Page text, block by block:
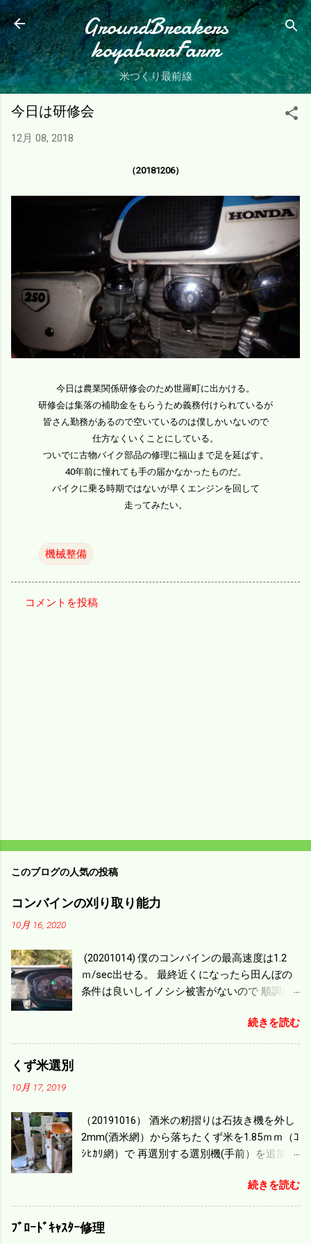
スキップしてメイン コンテンツに移動
GroundBreakers
koyabaraFarm
米つくり最前線
今日は研修会
12月 08, 2018
（20181206）
今日は農業関係研修会のため世羅町に出かける。
研修会は集落の補助金をもらうため義務付けられているが
皆さん勤務があるので空いているのは僕しかいないので
仕方なくいくことにしている。
ついでに古物バイク部品の修理に福山まで足を延ばす。
40年前に憧れても手の届かなかったものだ。
バイクに乗る時期ではないが早くエンジンを回して
走ってみたい。
機械整備
コメントを投稿
このブログの人気の投稿
コンバインの刈り取り能力
10月 16, 2020
(20201014) 僕のコンバインの最高速度は1.2
ｍ/sec出せる。 最終近くになったら田んぼの
条件は良いしイノシシ被害がないので 順調に
ｍ/min、4.32ｋｍ/hrになり 幅は約2ｍだから
0.864/haの作業能力がある。 実際は回転した
機の容量、籾摺りの能力などのバランスの問
題で 今の機種で満足している。 というより買
った時はまだ耕作面積が少なく手が出せ 無か
のがある。キャビン付きだから一度は乗って
みたいと思う。 町内では5条刈りの100㎰で作
業する人がいる。 秋作業は儲かるというのが
続きを読む
くず米選別
10月 17, 2019
（20191016） 酒米の籾摺りは石抜き機を外し
2mm(酒米網）から落ちたくず米を1.85ｍｍ（ｺ
ｼﾋｶﾘ網）で 再選別する選別機(手前）を追加す
ず米より2倍近い値段になる。 後で選別するの
には手間がかかるので 一度に選別するやり方
を随分前からこの方式にした。 今年は酒米30
㎏を40袋したところで未熟が3袋出る。 1.85ｍ
続きを読む
ﾌﾞﾛｰﾄﾞｷｬｽﾀｰ修理